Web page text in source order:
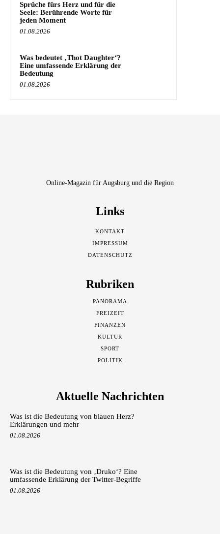
Sprüche fürs Herz und für die
Seele: Berührende Worte für
jeden Moment
01.08.2026
Was bedeutet ‚Thot Daughter‘?
Eine umfassende Erklärung der
Bedeutung
01.08.2026
Online-Magazin für Augsburg und die Region
Links
KONTAKT
IMPRESSUM
DATENSCHUTZ
Rubriken
PANORAMA
FREIZEIT
FINANZEN
KULTUR
SPORT
POLITIK
Aktuelle Nachrichten
Was ist die Bedeutung von blauen Herz?
Erklärungen und mehr
01.08.2026
Was ist die Bedeutung von ‚Druko‘? Eine
umfassende Erklärung der Twitter-Begriffe
01.08.2026